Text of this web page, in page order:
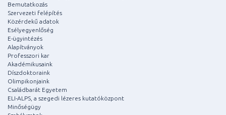
Bemutatkozás
Szervezeti felépítés
Közérdekű adatok
Esélyegyenlőség
E-ügyintézés
Alapítványok
Professzori kar
Akadémikusaink
Díszdoktoraink
Olimpikonjaink
Családbarát Egyetem
ELI-ALPS, a szegedi lézeres kutatóközpont
Minőségügy